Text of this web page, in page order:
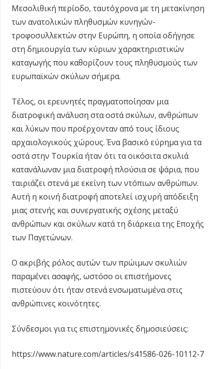
Μεσολιθική περίοδο, ταυτόχρονα με τη μετακίνηση
των ανατολικών πληθυσμών κυνηγών-
τροφοσυλλεκτών στην Ευρώπη, η οποία οδήγησε
στη δημιουργία των κύριων χαρακτηριστικών
καταγωγής που καθορίζουν τους πληθυσμούς των
ευρωπαϊκών σκύλων σήμερα.
Τέλος, οι ερευνητές πραγματοποίησαν μια
διατροφική ανάλυση στα οστά σκύλων, ανθρώπων
και λύκων που προέρχονταν από τους ίδιους
αρχαιολογικούς χώρους. Ένα βασικό εύρημα για τα
οστά στην Τουρκία ήταν ότι τα οικόσιτα σκυλιά
κατανάλωναν μια διατροφή πλούσια σε ψάρια, που
ταιριάζει στενά με εκείνη των ντόπιων ανθρώπων.
Αυτή η κοινή διατροφή αποτελεί ισχυρή απόδειξη
μιας στενής και συνεργατικής σχέσης μεταξύ
ανθρώπων και σκύλων κατά τη διάρκεια της Εποχής
των Παγετώνων.
Ο ακριβής ρόλος αυτών των πρώιμων σκυλιών
παραμένει ασαφής, ωστόσο οι επιστήμονες
πιστεύουν ότι ήταν στενά ενσωματωμένα στις
ανθρώπινες κοινότητες.
Σύνδεσμοι για τις επιστημονικές δημοσιεύσεις:
https://www.nature.com/articles/s41586-026-10112-7